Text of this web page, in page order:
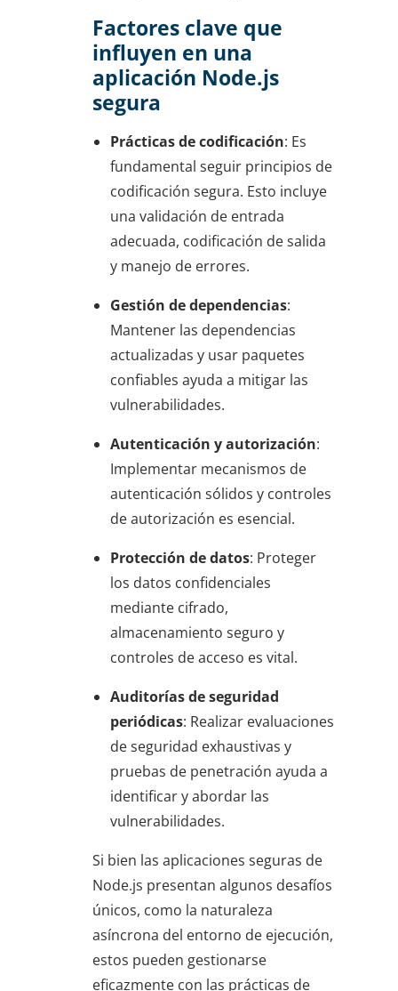
Factores clave que
influyen en una
aplicación Node.js
segura
Prácticas de codificación: Es
fundamental seguir principios de
codificación segura. Esto incluye
una validación de entrada
adecuada, codificación de salida
y manejo de errores.
Gestión de dependencias:
Mantener las dependencias
actualizadas y usar paquetes
confiables ayuda a mitigar las
vulnerabilidades.
Autenticación y autorización:
Implementar mecanismos de
autenticación sólidos y controles
de autorización es esencial.
Protección de datos: Proteger
los datos confidenciales
mediante cifrado,
almacenamiento seguro y
controles de acceso es vital.
Auditorías de seguridad
periódicas: Realizar evaluaciones
de seguridad exhaustivas y
pruebas de penetración ayuda a
identificar y abordar las
vulnerabilidades.
Si bien las aplicaciones seguras de
Node.js presentan algunos desafíos
únicos, como la naturaleza
asíncrona del entorno de ejecución,
estos pueden gestionarse
eficazmente con las prácticas de